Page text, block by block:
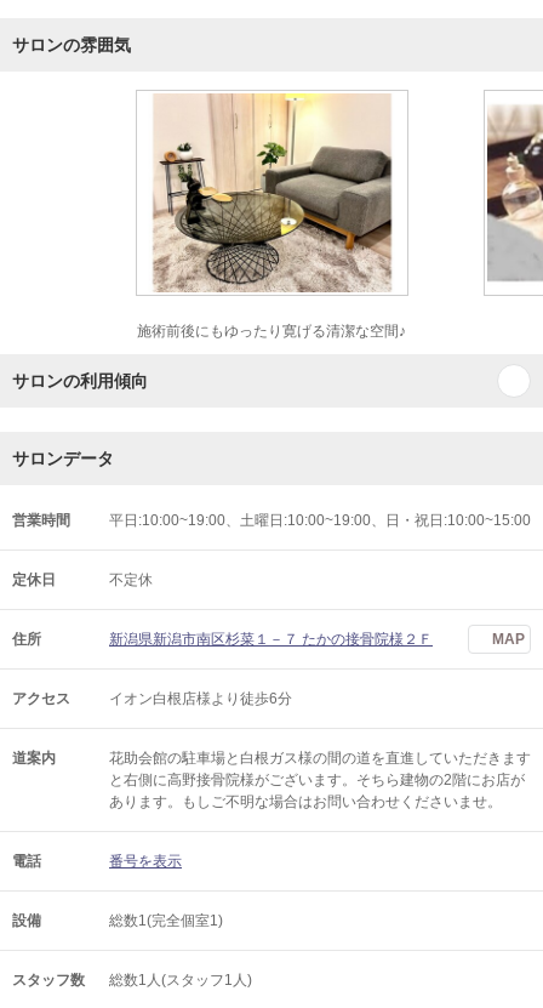
サロンの雰囲気
施術前後にもゆったり寛げる清潔な空間♪
サロンの利用傾向
サロンデータ
営業時間 平日:10:00~19:00、土曜日:10:00~19:00、日・祝日:10:00~15:00
定休日 不定休
住所 新潟県新潟市南区杉菜１－７ たかの接骨院様２Ｆ MAP
アクセス イオン白根店様より徒歩6分
道案内
花助会館の駐車場と白根ガス様の間の道を直進していただきます
と右側に高野接骨院様がございます。そちら建物の2階にお店が
あります。もしご不明な場合はお問い合わせくださいませ。
電話 番号を表示
設備 総数1(完全個室1)
スタッフ数 総数1人(スタッフ1人)